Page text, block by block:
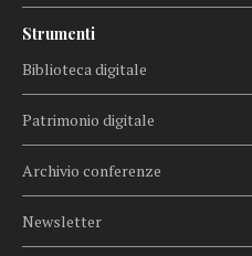
Strumenti
Biblioteca digitale
Patrimonio digitale
Archivio conferenze
Newsletter